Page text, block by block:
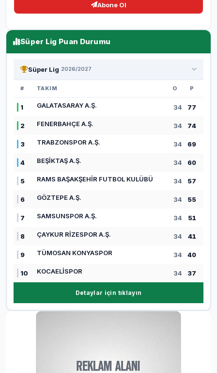
Abone Ol
Süper Lig Puan Durumu
Süper Lig 2026/2027
# TAKIM O P
1 GALATASARAY A.Ş. 34 77
2 FENERBAHÇE A.Ş. 34 74
3 TRABZONSPOR A.Ş. 34 69
4 BEŞİKTAŞ A.Ş. 34 60
5 RAMS BAŞAKŞEHİR FUTBOL KULÜBÜ 34 57
6 GÖZTEPE A.Ş. 34 55
7 SAMSUNSPOR A.Ş. 34 51
8 ÇAYKUR RİZESPOR A.Ş. 34 41
9 TÜMOSAN KONYASPOR 34 40
10 KOCAELİSPOR 34 37
Detaylar için tıklayın